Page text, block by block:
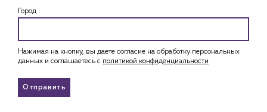
Город
Нажимая на кнопку, вы даете согласие на обработку персональных
данных и соглашаетесь c политикой конфиденциальности
Отправить